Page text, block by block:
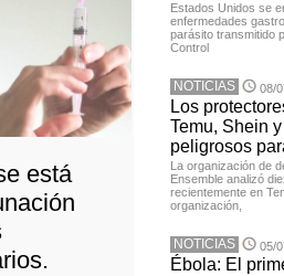
está
Estados Unidos se
enfermedades
parásito transmitido
Control
NOTICIAS 08/
Los
Temu, Shein
peligrosos
La organización de
Ensemble analizó
recientemente en
organización,
NOTICIAS 05/
Ébola: El